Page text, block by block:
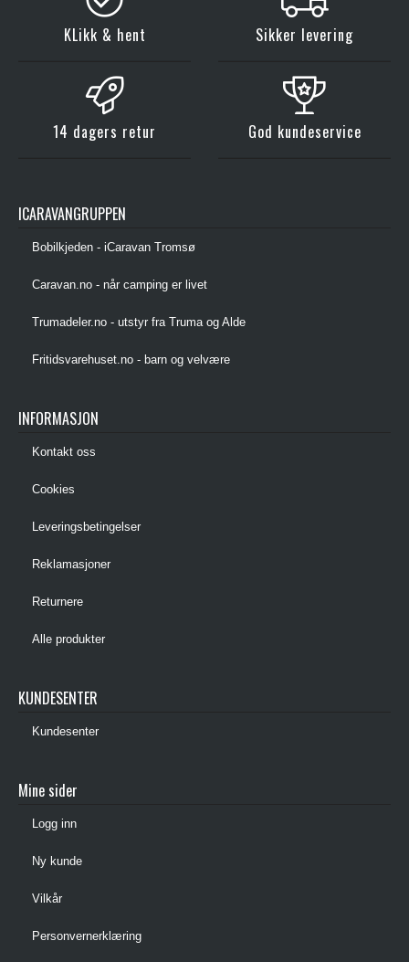
KLikk & hent Sikker levering
14 dagers retur God kundeservice
ICARAVANGRUPPEN
Bobilkjeden - iCaravan Tromsø
Caravan.no - når camping er livet
Trumadeler.no - utstyr fra Truma og Alde
Fritidsvarehuset.no - barn og velvære
INFORMASJON
Kontakt oss
Cookies
Leveringsbetingelser
Reklamasjoner
Returnere
Alle produkter
KUNDESENTER
Kundesenter
Mine sider
Logg inn
Ny kunde
Vilkår
Personvernerklæring